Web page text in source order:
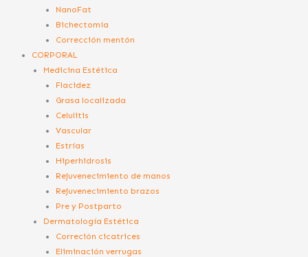
NanoFat
Bichectomía
Corrección mentón
CORPORAL
Medicina Estética
Flacidez
Grasa localizada
Celulitis
Vascular
Estrías
Hiperhidrosis
Rejuvenecimiento de manos
Rejuvenecimiento brazos
Pre y Postparto
Dermatología Estética
Correción cicatrices
Eliminación verrugas